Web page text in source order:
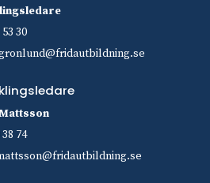
30
74